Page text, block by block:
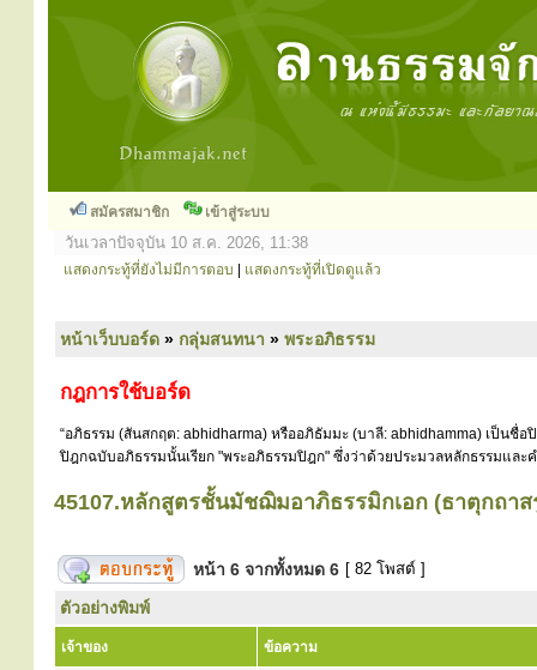
สมัครสมาชิก เข้าสู่ระบบ
วันเวลาปัจจุบัน 10 ส.ค. 2026, 11:38
แสดงกระทู้ที่ยังไม่มีการตอบ แสดงกระทู้ที่เปิดดูแล้ว
หน้าเว็บบอร์ด » กลุ่มสนทนา » พระอภิธรรม
กฎการใช้บอร์ด
“อภิธรรม (สันสกฤต: abhidharma) หรืออภิธัมมะ (บาลี: abhidhamma) เป็น
ปิฎกฉบับอภิธรรมนั้นเรียก "พระอภิธรรมปิฎก" ซึ่งว่าด้วยประมวลหลักธรรมแล
45107.หลักสูตรชั้นมัชฌิมอาภิธรรมิกเอก (ธาตุกถา
หน้า 6 จากทั้งหมด 6 [ 82 โพสต์ ]
ตัวอย่างพิมพ์
เจ้าของ ข้อความ